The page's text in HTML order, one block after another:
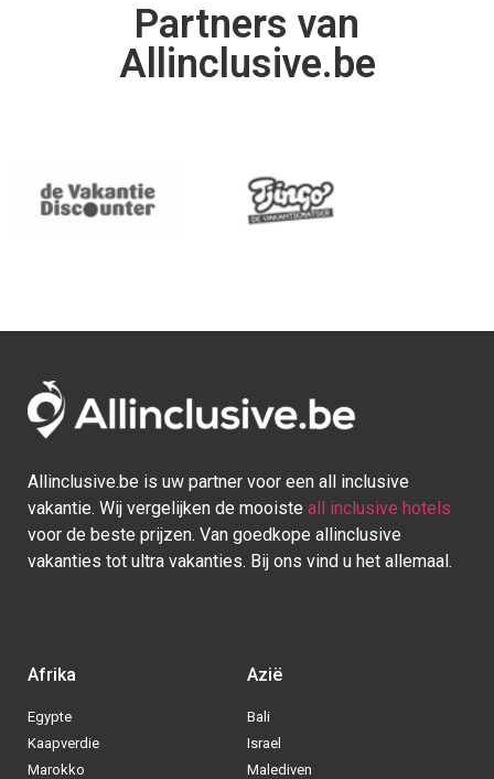
Partners van
Allinclusive.be
Allinclusive.be is uw partner voor een all inclusive
vakantie. Wij vergelijken de mooiste all inclusive hotels
voor de beste prijzen. Van goedkope allinclusive
vakanties tot ultra vakanties. Bij ons vind u het allemaal.
Afrika
Egypte
Kaapverdie
Marokko
Azië
Bali
Israel
Malediven